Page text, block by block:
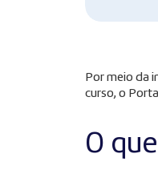
Por meio da
curso, o
O